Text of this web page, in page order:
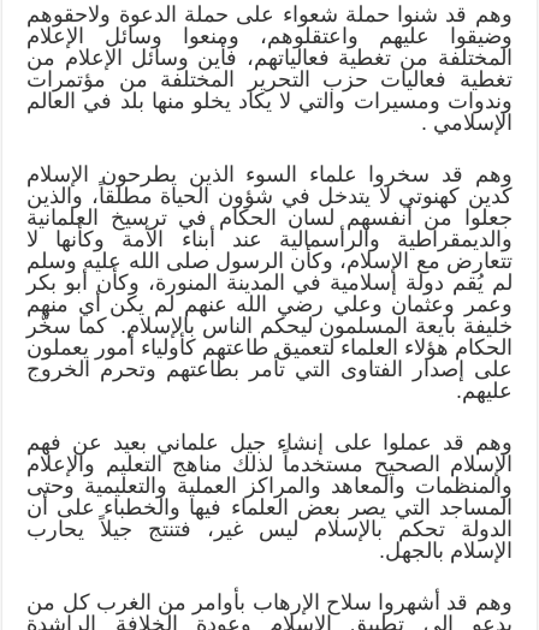
وهم قد شنوا حملة شعواء على حملة الدعوة ولاحقوهم
وضيقوا عليهم واعتقلوهم، ومنعوا وسائل الإعلام
المختلفة من تغطية فعالياتهم، فأين وسائل الإعلام من
تغطية فعاليات حزب التحرير المختلفة من مؤتمرات
وندوات ومسيرات والتي لا يكاد يخلو منها بلد في العالم
الإسلامي .
وهم قد سخروا علماء السوء الذين يطرحون الإسلام
كدين كهنوتي لا يتدخل في شؤون الحياة مطلقاً، والذين
جعلوا من أنفسهم لسان الحكام في ترسيخ العلمانية
والديمقراطية والرأسمالية عند أبناء الأمة وكأنها لا
تتعارض مع الإسلام، وكأن الرسول صلى الله عليه وسلم
لم يُقم دولة إسلامية في المدينة المنورة، وكأن أبو بكر
وعمر وعثمان وعلي رضي الله عنهم لم يكن أي منهم
خليفة بايعة المسلمون ليحكم الناس بالإسلام. كما سخَّر
الحكام هؤلاء العلماء لتعميق طاعتهم كأولياء أمور يعملون
على إصدار الفتاوى التي تأمر بطاعتهم وتحرم الخروج
عليهم.
وهم قد عملوا على إنشاء جيل علماني بعيد عن فهم
الإسلام الصحيح مستخدماً لذلك مناهج التعليم والإعلام
والمنظمات والمعاهد والمراكز العملية والتعليمية وحتى
المساجد التي يصر بعض العلماء فيها والخطباء على أن
الدولة تحكم بالإسلام ليس غير، فتنتج جيلاً يحارب
الإسلام بالجهل.
وهم قد أشهروا سلاح الإرهاب بأوامر من الغرب كل من
يدعو إلى تطبيق الإسلام وعودة الخلافة الراشدة